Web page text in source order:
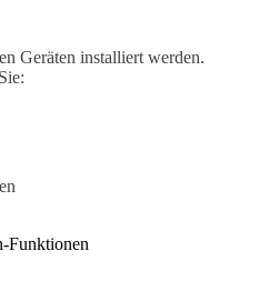
Geräten installiert werden.
Funktionen